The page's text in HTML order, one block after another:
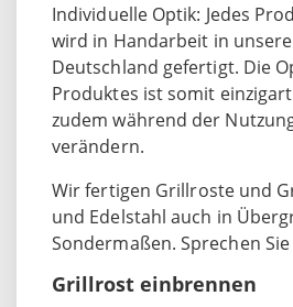
Individuelle Optik: Jedes
wird in Handarbeit in
Deutschland gefertigt. Die
Produktes ist somit
zudem während der
verändern.
Wir fertigen Grillroste und
und Edelstahl auch in
Sondermaßen. Sprechen
Grillrost einbrennen